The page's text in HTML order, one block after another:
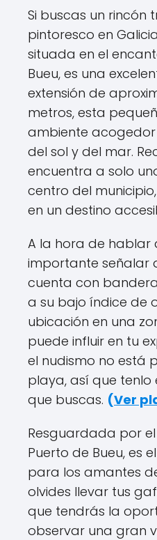
Si buscas un rincón
pintoresco en
situada en el
Bueu, es una
extensión de
metros, esta
ambiente
del sol y del mar.
encuentra a solo
centro del
en un destino
A la hora de hablar
importante señalar
cuenta con
a su bajo índice de
ubicación en una
puede influir en tu
el nudismo no está
playa, así que tenlo
que buscas. (Ver
Resguardada por
Puerto de Bueu, es
para los amantes
olvides llevar tus
que tendrás la
observar una gran